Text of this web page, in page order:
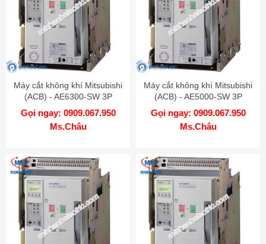
Máy cắt không khí Mitsubishi
(ACB) - AE6300-SW 3P
6300A 130kA DR
Gọi ngay: 0909.067.950
Ms.Châu
Máy cắt không khí Mitsubishi
(ACB) - AE5000-SW 3P
5000A 130kA DR
Gọi ngay: 0909.067.950
Ms.Châu